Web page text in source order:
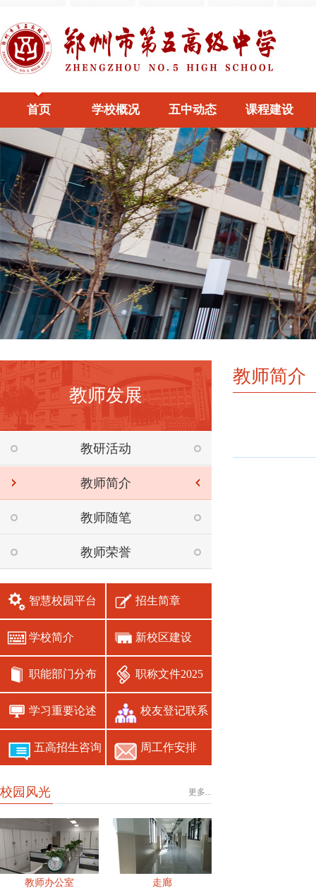
首页 学校概况 五中动态 课程建设
教师发展
教研活动
教师简介
教师随笔
教师荣誉
智慧校园平台 招生简章
学校简介 新校区建设
职能部门分布 职称文件2025
学习重要论述 校友登记联系
五高招生咨询 周工作安排
更多...
校园风光
教师办公室 走廊
教师简介